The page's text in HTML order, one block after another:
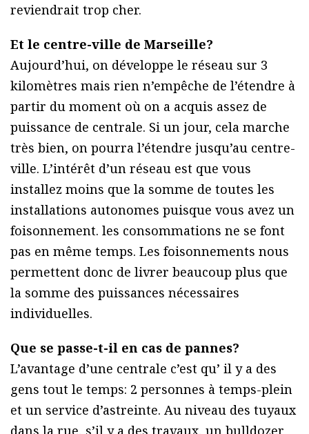
reviendrait trop cher.
Et le centre-ville de Marseille?
Aujourd’hui, on développe le réseau sur 3
kilomètres mais rien n’empêche de l’étendre à
partir du moment où on a acquis assez de
puissance de centrale. Si un jour, cela marche
très bien, on pourra l’étendre jusqu’au centre-
ville. L’intérêt d’un réseau est que vous
installez moins que la somme de toutes les
installations autonomes puisque vous avez un
foisonnement. les consommations ne se font
pas en même temps. Les foisonnements nous
permettent donc de livrer beaucoup plus que
la somme des puissances nécessaires
individuelles.
Que se passe-t-il en cas de pannes?
L’avantage d’une centrale c’est qu’ il y a des
gens tout le temps: 2 personnes à temps-plein
et un service d’astreinte. Au niveau des tuyaux
dans la rue, s’il y a des travaux, un bulldozer